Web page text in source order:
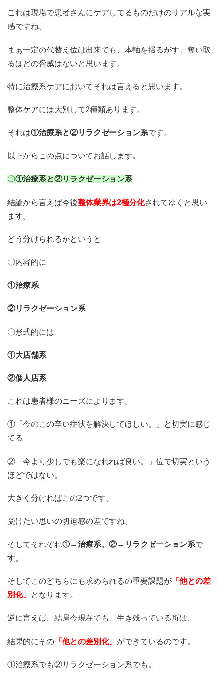
これは現場で患者さんにケアしてるものだけのリアルな実
感ですね。
まぁ一定の代替え位は出来ても、本軸を揺るがす、奪い取
るほどの脅威はないと思います。
特に治療系ケアにおいてそれは言えると思います。
整体ケアには大別して2種類あります。
それは①治療系と②リラクゼーション系です。
以下からこの点についてお話します。
〇①治療系と②リラクゼーション系
結論から言えば今後整体業界は2極分化されてゆくと思い
ます。
どう分けられるかというと
〇内容的に
①治療系
②リラクゼーション系
〇形式的には
①大店舗系
②個人店系
これは患者様のニーズによります。
①「今のこの辛い症状を解決してほしい。」と切実に感じ
てる
②「今より少しでも楽になれれば良い。」位で切実という
ほどではない。
大きく分ければこの2つです。
受けたい思いの切迫感の差ですね。
そしてそれぞれ①→治療系、②→リラクゼーション系で
す。
そしてこのどちらにも求められるの重要課題が 「他との差
別化」 となります。
逆に言えば、結局今現在でも、生き残っている所は、
結果的にその 「他との差別化」 ができているのです。
①治療系でも②リラクゼーション系でも。